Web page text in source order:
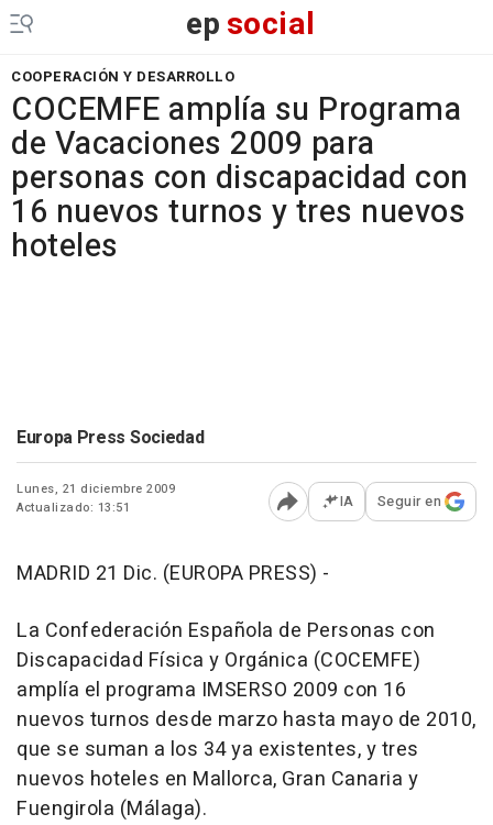
epsocial
COOPERACIÓN Y DESARROLLO
COCEMFE amplía su Programa
de Vacaciones 2009 para
personas con discapacidad con
16 nuevos turnos y tres nuevos
hoteles
Europa Press Sociedad
Lunes, 21 diciembre 2009
Actualizado: 13:51
Abrir opciones para
IA Seguir en
MADRID 21 Dic. (EUROPA PRESS) -
La Confederación Española de Personas con
Discapacidad Física y Orgánica (COCEMFE)
amplía el programa IMSERSO 2009 con 16
nuevos turnos desde marzo hasta mayo de 2010,
que se suman a los 34 ya existentes, y tres
nuevos hoteles en Mallorca, Gran Canaria y
Fuengirola (Málaga).